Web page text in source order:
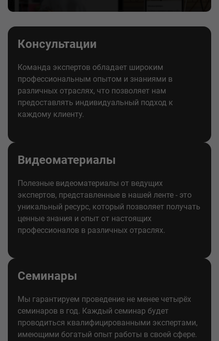
Консультации
Команда экспертов обладает широким
профессиональным опытом и знаниями в
различных отраслях, что позволяет нам
предоставлять индивидуальный подход к
каждому клиенту.
Видеоматериалы
Полезные видеоматериалы от ведущих
экспертов, представленные в нашей ленте - это
уникальный ресурс, который позволяет получать
ценные знания и опыт от настоящих
профессионалов в различных отраслях.
Семинары
Мы гарантируем проведение не менее четырёх
семинаров в год. Каждый семинар будет
проводиться квалифицированными экспертами,
имеющими богатый опыт работы в своей сфере.